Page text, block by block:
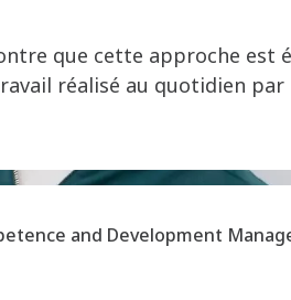
que cette approche
réalisé au quotidien par
and Development